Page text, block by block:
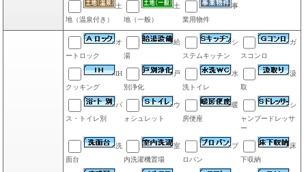
土
地（温泉付き）
土
地（一般）
事
業用物件
オ
ートロック
給
湯
シ
ステムキッチン
ガ
スコンロ
IH
クッキング
戸
別浄化
水
洗トイレ
汲
取
バ
ス・トイレ別
ウ
ォシュレット
暖
房便座
シ
ャンプードレッサ
ー
洗
面台
室
内洗濯機置場
プ
ロパン
床
下収納